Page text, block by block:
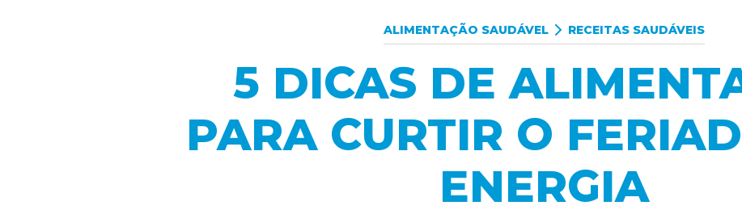
ALIMENTAÇÃO SAUDÁVEL RECEITAS SAUDÁVEIS
5 DICAS DE
PARA CURTIR O
ENERGIA